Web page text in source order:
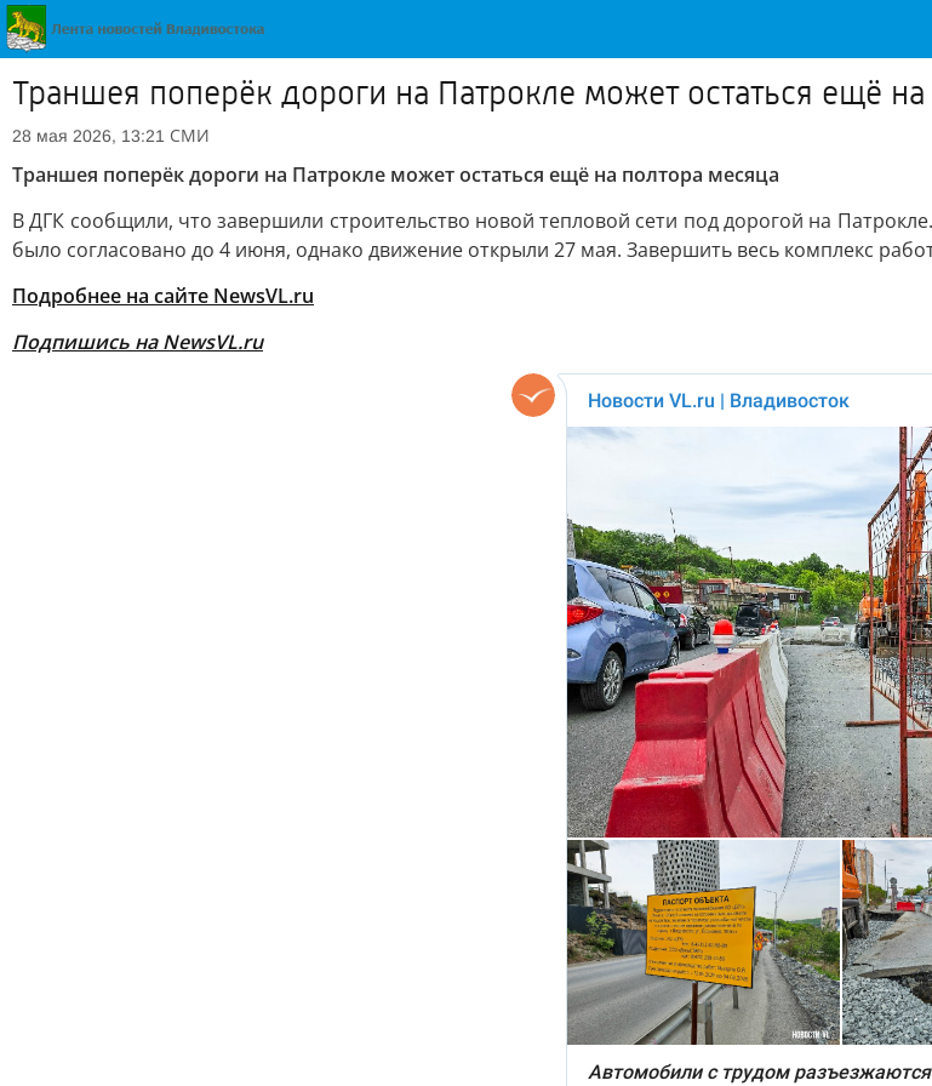
Траншея поперёк дороги на Патрокле может остаться ещё
28 мая 2026, 13:21 СМИ
Траншея поперёк дороги на Патрокле может остаться ещё на полтора месяца
В ДГК сообщили, что завершили строительство новой тепловой сети под дорогой на
было согласовано до 4 июня, однако движение открыли 27 мая. Завершить весь комплекс
Подробнее на сайте NewsVL.ru
Подпишись на NewsVL.ru